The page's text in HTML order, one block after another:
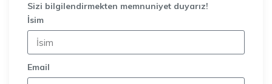
Sizi bilgilendirmekten memnuniyet duyarız!
İsim
Email